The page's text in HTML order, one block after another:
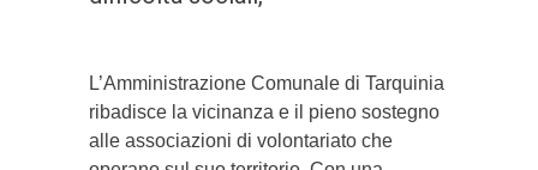
L’Amministrazione Comunale di Tarquinia
ribadisce la vicinanza e il pieno sostegno
alle associazioni di volontariato che